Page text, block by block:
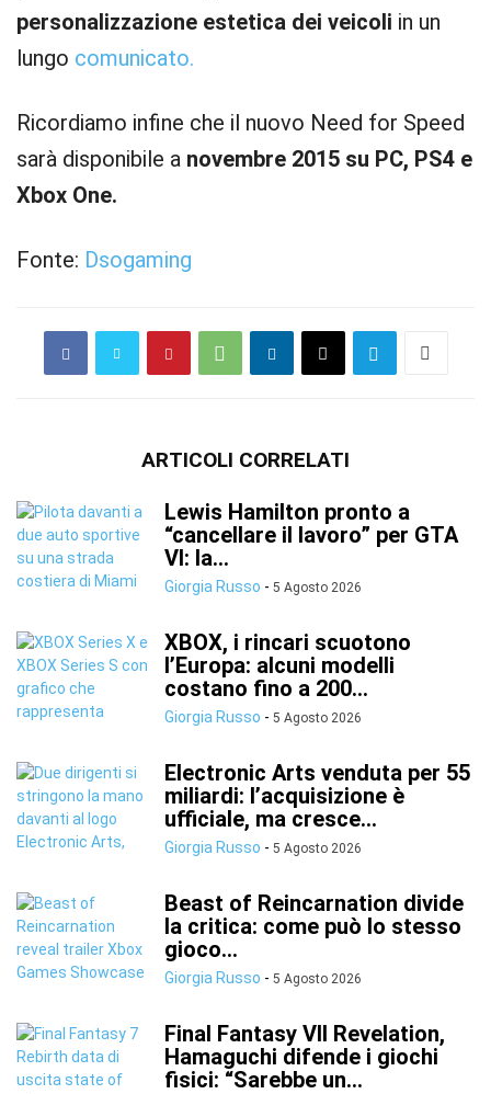
personalizzazione estetica dei veicoli in un
lungo comunicato.
Ricordiamo infine che il nuovo Need for Speed
sarà disponibile a novembre 2015 su PC, PS4 e
Xbox One.
Fonte: Dsogaming
ARTICOLI CORRELATI
Lewis Hamilton pronto a
“cancellare il lavoro” per GTA
VI: la...
Giorgia Russo - 5 Agosto 2026
XBOX, i rincari scuotono
l’Europa: alcuni modelli
costano fino a 200...
Giorgia Russo - 5 Agosto 2026
Electronic Arts venduta per 55
miliardi: l’acquisizione è
ufficiale, ma cresce...
Giorgia Russo - 5 Agosto 2026
Beast of Reincarnation divide
la critica: come può lo stesso
gioco...
Giorgia Russo - 5 Agosto 2026
Final Fantasy VII Revelation,
Hamaguchi difende i giochi
fisici: “Sarebbe un...